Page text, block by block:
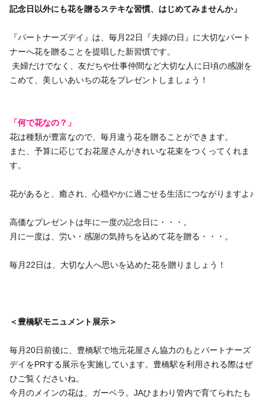
記念日以外にも花を贈るステキな習慣、はじめてみませんか」
『パートナーズデイ』は、毎月22日『夫婦の日』に大切なパート
ナーへ花を贈ることを提唱した新習慣です。
夫婦だけでなく、友だちや仕事仲間など大切な人に日頃の感謝を
こめて、美しいあいちの花をプレゼントしましょう！
「何で花なの？」
花は種類が豊富なので、毎月違う花を贈ることができます。
また、予算に応じてお花屋さんがきれいな花束をつくってくれま
す。
花があると、癒され、心穏やかに過ごせる生活につながりますよ♪
高価なプレゼントは年に一度の記念日に・・・。
月に一度は、労い・感謝の気持ちを込めて花を贈る・・・。
毎月22日は、大切な人へ思いを込めた花を贈りましょう！
＜豊橋駅モニュメント展示＞
毎月20日前後に、豊橋駅で地元花屋さん協力のもとパートナーズ
デイをPRする展示を実施しています。豊橋駅を利用される際はぜ
ひご覧くださいね。
今月のメインの花は、ガーベラ。JAひまわり管内で育てられたも